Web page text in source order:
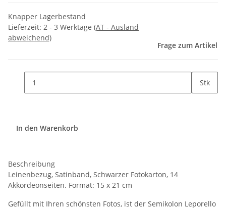
Knapper Lagerbestand
Lieferzeit: 2 - 3 Werktage (AT - Ausland
abweichend)
Frage zum Artikel
Stk
In den Warenkorb
Beschreibung
Leinenbezug, Satinband, Schwarzer Fotokarton, 14
Akkordeonseiten. Format: 15 x 21 cm
Gefüllt mit Ihren schönsten Fotos, ist der Semikolon Leporello